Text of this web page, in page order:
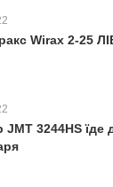
Wirax 2-25
JMT 3244HS їде